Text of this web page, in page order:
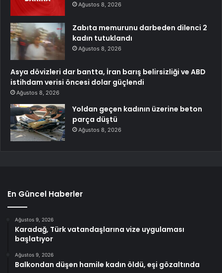
Ağustos 8, 2026
Zabıta memurunu darbeden dilenci 2
kadın tutuklandı
Ağustos 8, 2026
Asya dövizleri dar bantta, İran barış belirsizliği ve ABD
istihdam verisi öncesi dolar güçlendi
Ağustos 8, 2026
Yoldan geçen kadının üzerine beton
parça düştü
Ağustos 8, 2026
En Güncel Haberler
Ağustos 9, 2026
Karadağ, Türk vatandaşlarına vize uygulaması
başlatıyor
Ağustos 9, 2026
Balkondan düşen hamile kadın öldü, eşi gözaltında